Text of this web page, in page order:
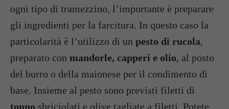
ogni tipo di tramezzino, l’importante è preparare
gli ingredienti per la farcitura. In questo caso la
particolarità è l’utilizzo di un pesto di rucola,
preparato con mandorle, capperi e olio, al posto
del burro o della maionese per il condimento di
base. Insieme al pesto sono previsti filetti di
tonno sbriciolati e olive tagliate a filetti. Potete